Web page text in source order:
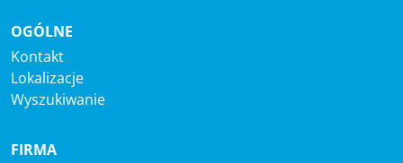
OGÓLNE
Kontakt
Lokalizacje
Wyszukiwanie
FIRMA